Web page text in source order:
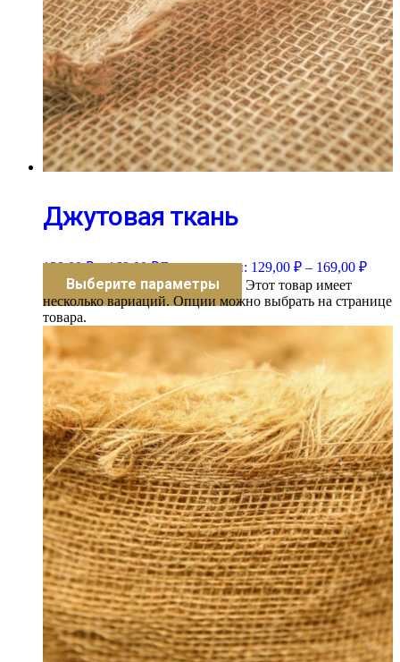
Джутовая ткань
129,00₽ – 169,00₽Диапазон цен: 129,00 ₽ – 169,00 ₽
Выберите параметры
Этот товар имеет
несколько вариаций. Опции можно выбрать на странице
товара.